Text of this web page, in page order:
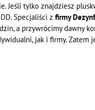
Jeśli tylko znajdziesz
Specjaliści z firmy
a przywrócimy dawny
jak i firmy.